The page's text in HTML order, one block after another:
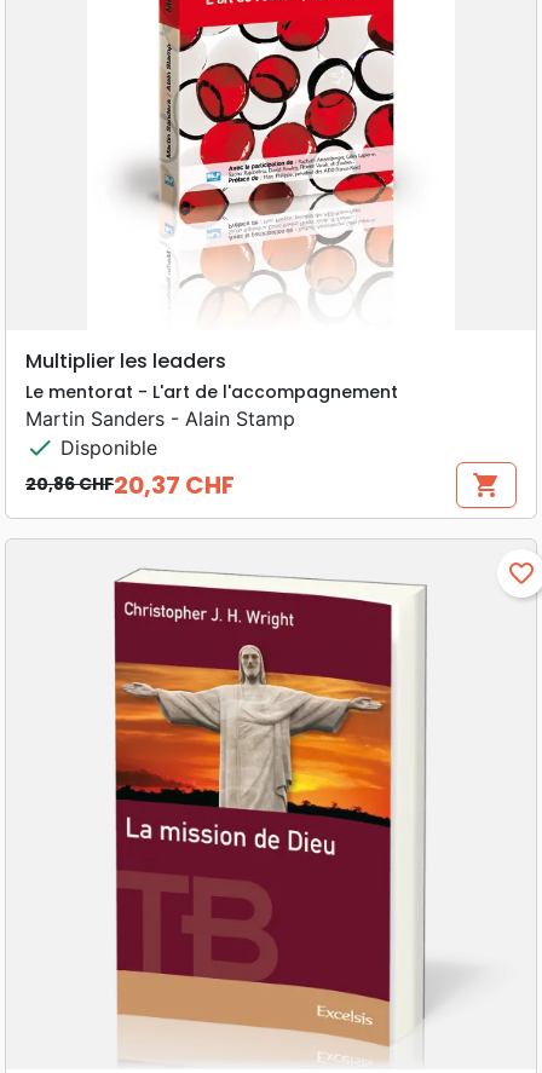
Multiplier les leaders
Le mentorat - L'art de l'accompagnement
Martin Sanders - Alain Stamp
check Disponible
Prix de base
20,86 CHF
Prix 20,37 CHF shopping_cart
favorite_border